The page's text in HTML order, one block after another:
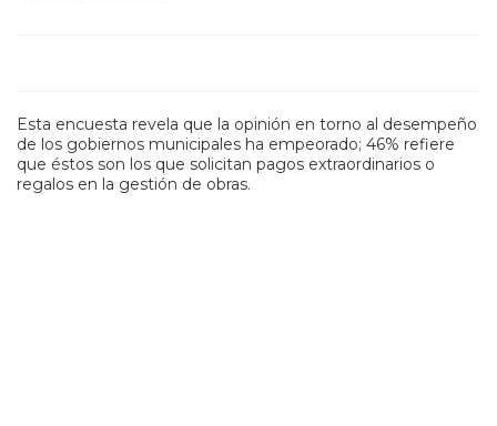
Esta encuesta revela que la opinión en torno al desempeño
de los gobiernos municipales ha empeorado; 46% refiere
que éstos son los que solicitan pagos extraordinarios o
regalos en la gestión de obras.